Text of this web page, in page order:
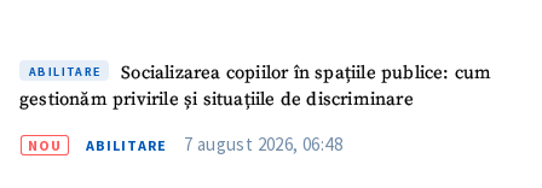
ABILITARE
Socializarea copiilor în spațiile publice: cum
gestionăm privirile și situațiile de discriminare
NOU ABILITARE 7 august 2026, 06:48